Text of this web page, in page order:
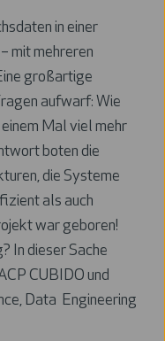
in einer
mit mehreren
großartige
aufwarf: Wie
Mal viel mehr
boten die
die Systeme
als auch
war geboren!
In dieser Sache
CUBIDO und
Data Engineering